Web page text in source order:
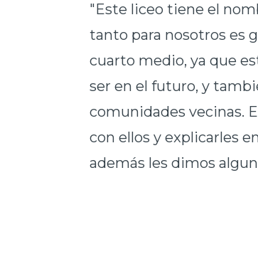
"Este liceo tiene el
tanto para nosotros es
cuarto medio, ya que
ser en el futuro, y
comunidades vecinas.
con ellos y explicarles
además les dimos